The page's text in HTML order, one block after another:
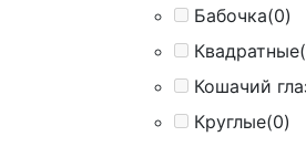
Бабочка(0)
Квадратные
Кошачий
Круглые(0)